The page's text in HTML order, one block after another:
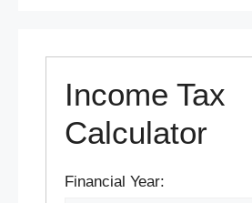
Income Tax
Calculator
Financial Year: